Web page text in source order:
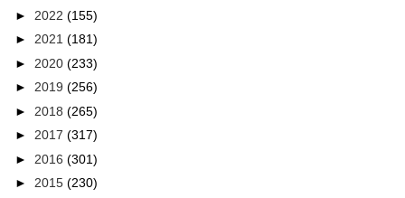
► 2022 (155)
► 2021 (181)
► 2020 (233)
► 2019 (256)
► 2018 (265)
► 2017 (317)
► 2016 (301)
► 2015 (230)